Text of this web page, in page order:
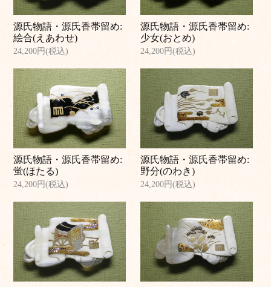
源氏物語・源氏香帯留め:
絵合(えあわせ)
24,200円(税込)
源氏物語・源氏香帯留め:
少女(おとめ)
24,200円(税込)
源氏物語・源氏香帯留め:
蛍(ほたる)
24,200円(税込)
源氏物語・源氏香帯留め:
野分(のわき)
24,200円(税込)